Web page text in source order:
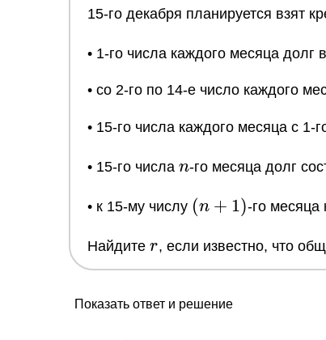
15-го декабря планируется взят
• 1-го числа каждого месяца долг
• cо 2-го по 14-е число каждого
• 15-го числа каждого месяца с 1-
• 15-го числа n
n-го месяца долг
• к 15-му числу (n+1)
(n + 1)-го месяца
Найдите r
r, если известно, что
Показать ответ и решение